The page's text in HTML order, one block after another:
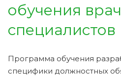
обучения
специалистов
Программа обучения
специфики должностных